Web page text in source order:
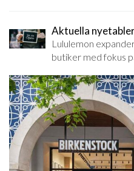
Aktuella
Lululemon
butiker med fokus